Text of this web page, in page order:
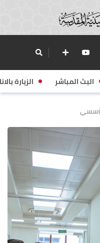
البث المباشر الزيارة